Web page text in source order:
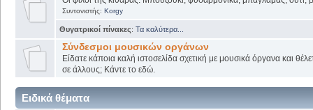
Συντονιστής: Korgy
Θυγατρικοί πίνακες: Τα καλύτερα...
Σύνδεσμοι μουσικών οργάνων
Είδατε κάποια καλή ιστοσελίδα σχετική με μουσικά όργανα και
σε άλλους; Κάντε το εδώ.
Ειδικά θέματα